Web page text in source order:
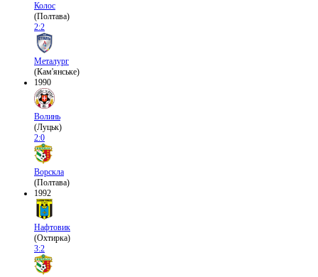
Колос
(Полтава)
2:2
Металург
(Кам'янське)
1990
Волинь
(Луцьк)
2:0
Ворскла
(Полтава)
1992
Нафтовик
(Охтирка)
3:2